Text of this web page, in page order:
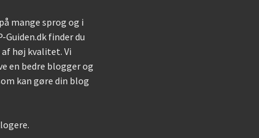
mange sprog og i
Guiden.dk finder du
høj kvalitet. Vi
en bedre blogger og
kan gøre din blog